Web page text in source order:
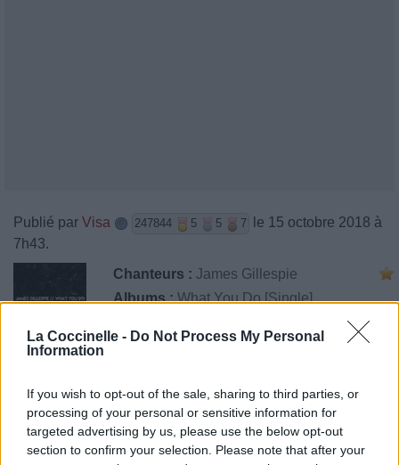
La Coccinelle - Do Not Process My Personal
Information
If you wish to opt-out of the sale, sharing to third parties, or
processing of your personal or sensitive information for
targeted advertising by us, please use the below opt-out
section to confirm your selection. Please note that after your
Publié par Visa 247844 5 5 7
le 15 octobre 2018 à
7h43.
Chanteurs : James Gillespie
Albums : What You Do [Single]
Paroles + Traduction Téléchargement
Vidéos
Commentaires